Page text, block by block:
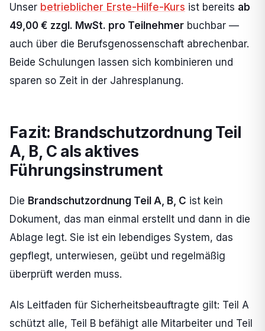
Unser betrieblicher Erste-Hilfe-Kurs ist bereits ab
49,00 € zzgl. MwSt. pro Teilnehmer buchbar —
auch über die Berufsgenossenschaft abrechenbar.
Beide Schulungen lassen sich kombinieren und
sparen so Zeit in der Jahresplanung.
Fazit: Brandschutzordnung Teil
A, B, C als aktives
Führungsinstrument
Die Brandschutzordnung Teil A, B, C ist kein
Dokument, das man einmal erstellt und dann in die
Ablage legt. Sie ist ein lebendiges System, das
gepflegt, unterwiesen, geübt und regelmäßig
überprüft werden muss.
Als Leitfaden für Sicherheitsbeauftragte gilt: Teil A
schützt alle, Teil B befähigt alle Mitarbeiter und Teil